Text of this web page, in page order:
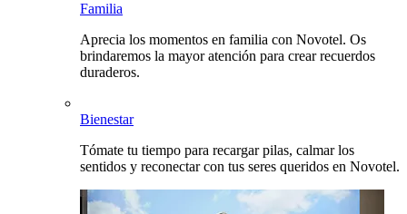
Familia
Aprecia los momentos en familia con Novotel. Os
brindaremos la mayor atención para crear recuerdos
duraderos.
Bienestar
Tómate tu tiempo para recargar pilas, calmar los
sentidos y reconectar con tus seres queridos en Novotel.